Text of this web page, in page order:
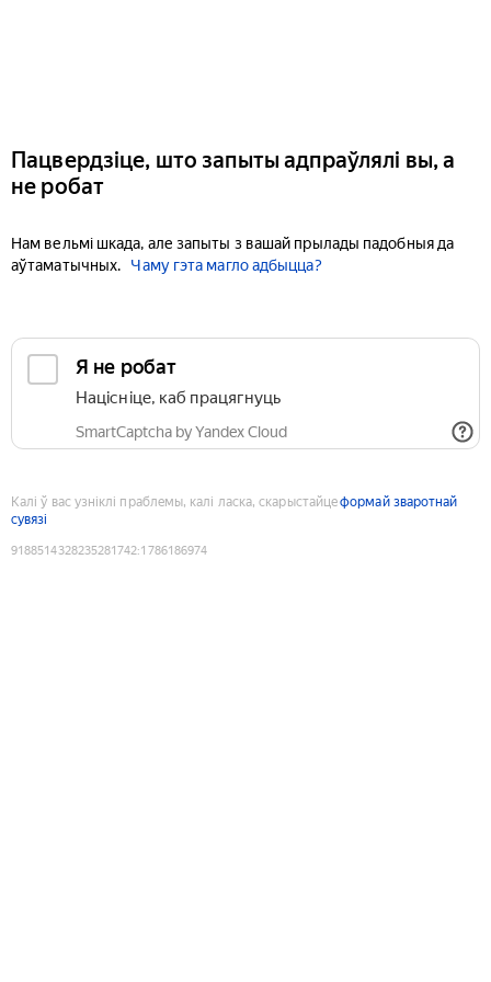
Пацвердзіце, што запыты адпраўлялі вы, а
не робат
Нам вельмі шкада, але запыты з вашай прылады падобныя да
аўтаматычных.
Чаму гэта магло адбыцца?
Я не робат
Націсніце, каб працягнуць
SmartCaptcha by Yandex Cloud
Калі ў вас узніклі праблемы, калі ласка, скарыстайцеформай зваротнай
сувязі
9188514328235281742:1786186974